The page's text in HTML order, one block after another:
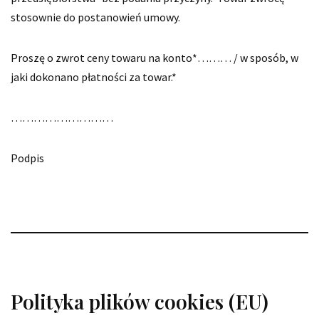
stosownie do postanowień umowy.
Proszę o zwrot ceny towaru na konto*……… / w sposób, w
jaki dokonano płatności za towar.*
………………………
Podpis
Polityka plików cookies (EU)